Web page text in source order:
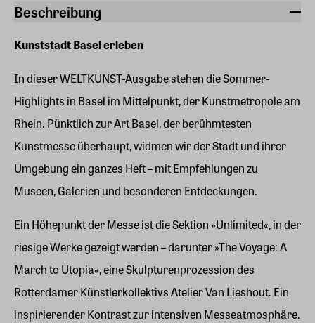
Beschreibung
Kunststadt Basel erleben
In dieser WELTKUNST-Ausgabe stehen die Sommer-
Highlights in Basel im Mittelpunkt, der Kunstmetropole am
Rhein. Pünktlich zur Art Basel, der berühmtesten
Kunstmesse überhaupt, widmen wir der Stadt und ihrer
Umgebung ein ganzes Heft – mit Empfehlungen zu
Museen, Galerien und besonderen Entdeckungen.
Ein Höhepunkt der Messe ist die Sektion »Unlimited«, in der
riesige Werke gezeigt werden – darunter »The Voyage: A
March to Utopia«, eine Skulpturenprozession des
Rotterdamer Künstlerkollektivs Atelier Van Lieshout. Ein
inspirierender Kontrast zur intensiven Messeatmosphäre.